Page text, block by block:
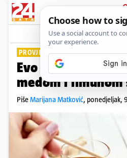
Lifestyle
PROVJERENI RECEPT
Evo zašto je dobro
medom i
PišeMarijana Matković, ponedjeljak,